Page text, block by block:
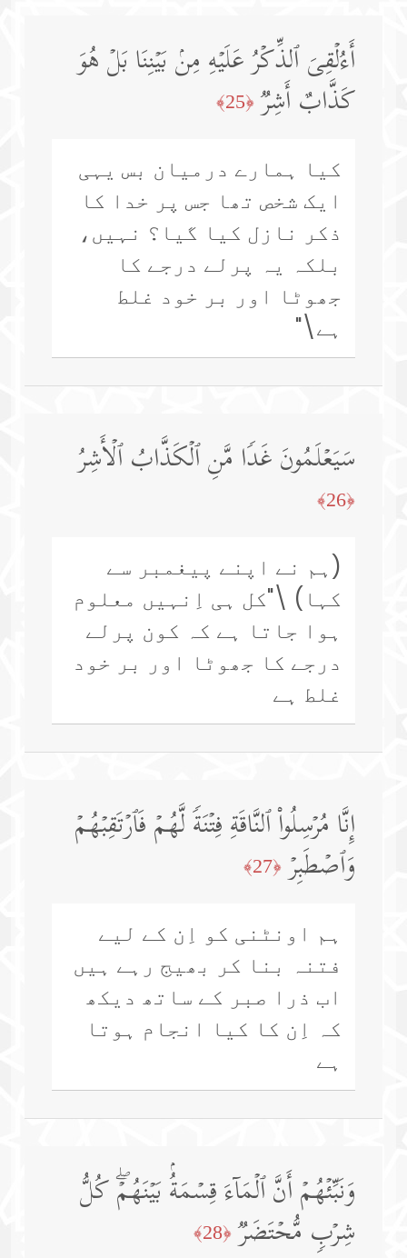
أَءُلۡقِیَ ٱلذِّكۡرُ عَلَیۡهِ مِنۢ بَیۡنِنَا بَلۡ هُوَ
كَذَّابٌ أَشِرࣱ ﴿25﴾
کیا ہمارے درمیان بس یہی
ایک شخص تھا جس پر خدا کا
ذکر نازل کیا گیا؟ نہیں،
بلکہ یہ پرلے درجے کا
جھوٹا اور بر خود غلط
ہے\"
سَیَعۡلَمُونَ غَدࣰا مَّنِ ٱلۡكَذَّابُ ٱلۡأَشِرُ
﴿26﴾
(ہم نے اپنے پیغمبر سے
کہا) \"کل ہی اِنہیں معلوم
ہوا جاتا ہے کہ کون پرلے
درجے کا جھوٹا اور بر خود
غلط ہے
إِنَّا مُرۡسِلُوا۟ ٱلنَّاقَةِ فِتۡنَةࣰ لَّهُمۡ فَٱرۡتَقِبۡهُمۡ
وَٱصۡطَبِرۡ ﴿27﴾
ہم اونٹنی کو اِن کے لیے
فتنہ بنا کر بھیج رہے ہیں
اب ذرا صبر کے ساتھ دیکھ
کہ اِن کا کیا انجام ہوتا
ہے
وَنَبِّئۡهُمۡ أَنَّ ٱلۡمَاۤءَ قِسۡمَةُۢ بَیۡنَهُمۡۖ كُلُّ
شِرۡبࣲ مُّحۡتَضَرࣱ ﴿28﴾